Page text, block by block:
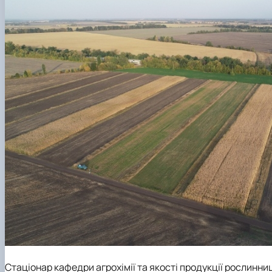
Стаціонар кафедри агрохімії та якості продукції